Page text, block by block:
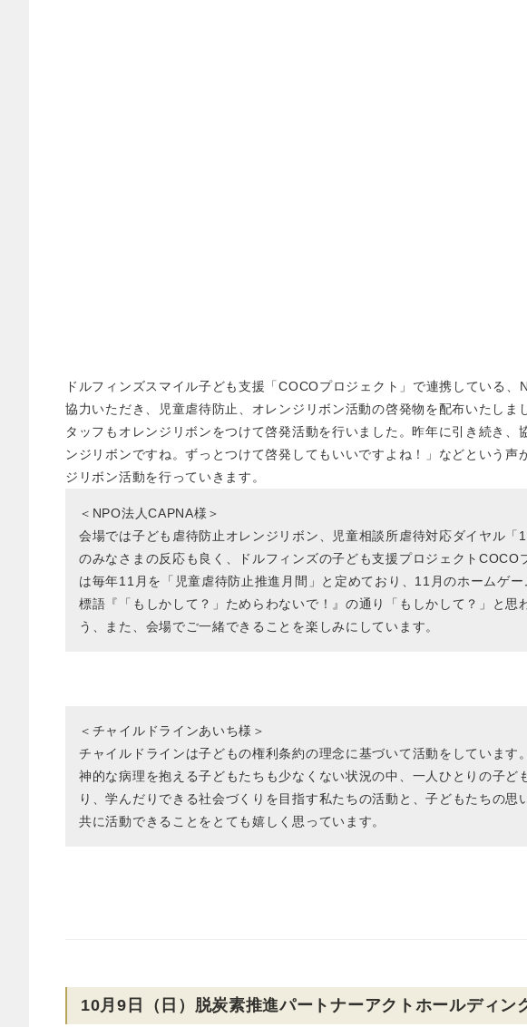
ドルフィンズスマイル子ども支援「COCOプロジェクト」で連携している
協力いただき、児童虐待防止、オレンジリボン活動の啓発物を配布いたし
タッフもオレンジリボンをつけて啓発活動を行いました。昨年に引き続き
ンジリボンですね。ずっとつけて啓発してもいいですよね！」などという
ジリボン活動を行っていきます。
＜NPO法人CAPNA様＞
会場では子ども虐待防止オレンジリボン、児童相談所虐待対応ダイヤル
のみなさまの反応も良く、ドルフィンズの子ども支援プロジェクト
は毎年11月を「児童虐待防止推進月間」と定めており、11月のホームゲ
標語『「もしかして？」ためらわないで！』の通り「もしかして？」と
う、また、会場でご一緒できることを楽しみにしています。
＜チャイルドラインあいち様＞
チャイルドラインは子どもの権利条約の理念に基づいて活動をしていま
神的な病理を抱える子どもたちも少なくない状況の中、一人ひとりの子
り、学んだりできる社会づくりを目指す私たちの活動と、子どもたちの
共に活動できることをとても嬉しく思っています。
10月9日（日）脱炭素推進パートナーアクトホールディ